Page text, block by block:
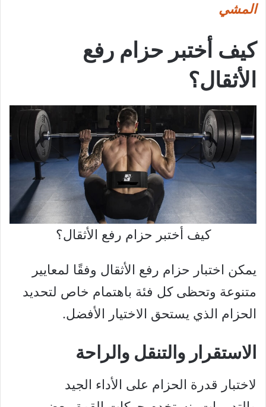
المشي
كيف أختبر حزام رفع
الأثقال؟
كيف أختبر حزام رفع الأثقال؟
يمكن اختبار حزام رفع الأثقال وفقًا لمعايير
متنوعة وتحظى كل فئة باهتمام خاص لتحديد
الحزام الذي يستحق الاختيار الأفضل.
الاستقرار والتنقل والراحة
لاختبار قدرة الحزام على الأداء الجيد